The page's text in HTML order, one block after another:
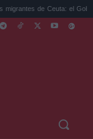
el Gobierno pide a...